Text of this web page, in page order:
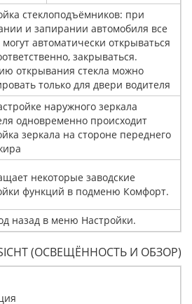
стеклоподъёмников: при
и запирании автомобиля все
могут автоматически открываться
закрываться.
открывания стекла можно
только для двери водителя
наружного зеркала
одновременно происходит
зеркала на стороне переднего
некоторые заводские
функций в подменю Комфорт.
назад в меню Настройки.
(ОСВЕЩЁННОСТЬ И ОБЗОР)